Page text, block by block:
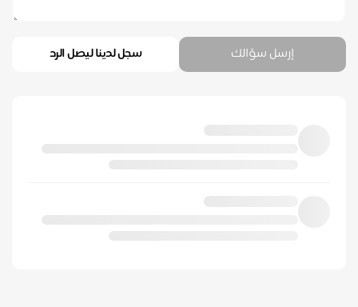
إرسل سؤالك سجل لدينا ليصل الرد